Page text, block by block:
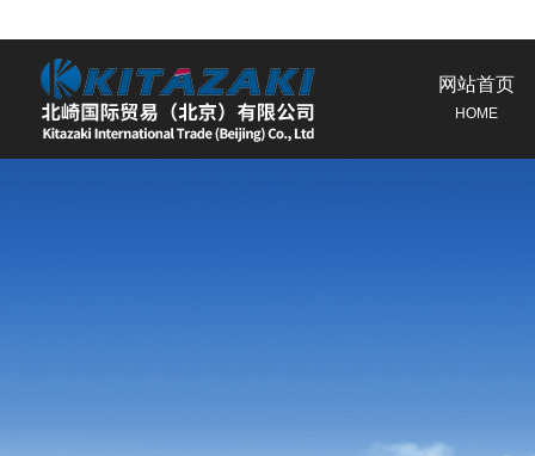
网站首页
HOME